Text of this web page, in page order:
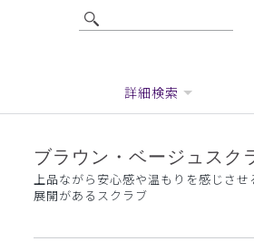
詳細検索
ブラウン・ベージュスク
上品ながら安心感や温もりを感じさ
展開があるスクラブ